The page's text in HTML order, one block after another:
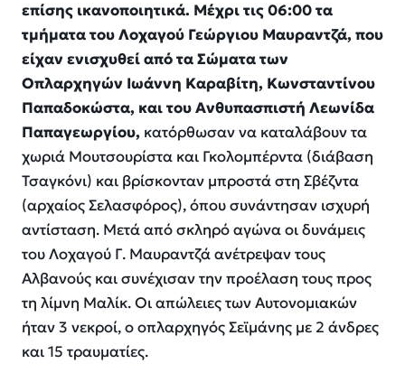
επίσης ικανοποιητικά. Μέχρι τις 06:00 τα
τμήματα του Λοχαγού Γεώργιου Μαυραντζά, που
είχαν ενισχυθεί από τα Σώματα των
Οπλαρχηγών Ιωάννη Καραβίτη, Κωνσταντίνου
Παπαδοκώστα, και του Ανθυπασπιστή Λεωνίδα
Παπαγεωργίου, κατόρθωσαν να καταλάβουν τα
χωριά Μουτσουρίστα και Γκολομπέρντα (διάβαση
Τσαγκόνι) και βρίσκονταν μπροστά στη Σβέζντα
(αρχαίος Σελασφόρος), όπου συνάντησαν ισχυρή
αντίσταση. Μετά από σκληρό αγώνα οι δυνάμεις
του Λοχαγού Γ. Μαυραντζά ανέτρεψαν τους
Αλβανούς και συνέχισαν την προέλαση τους προς
τη λίμνη Μαλίκ. Οι απώλειες των Αυτονομιακών
ήταν 3 νεκροί, ο οπλαρχηγός Σεϊμάνης με 2 άνδρες
και 15 τραυματίες.